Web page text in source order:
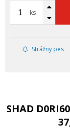
ks
Strážny pes
SHAD